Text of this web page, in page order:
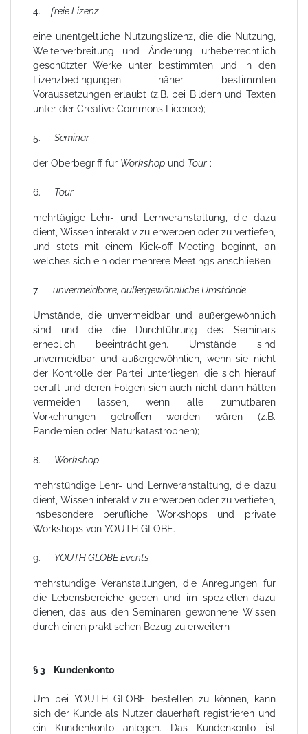
4. freie Lizenz
eine unentgeltliche Nutzungslizenz, die die Nutzung,
Weiterverbreitung und Änderung urheberrechtlich
geschützter Werke unter bestimmten und in den
Lizenzbedingungen näher bestimmten
Voraussetzungen erlaubt (z.B. bei Bildern und Texten
unter der Creative Commons Licence);
5. Seminar
der Oberbegriff für Workshop und Tour ;
6. Tour
mehrtägige Lehr- und Lernveranstaltung, die dazu
dient, Wissen interaktiv zu erwerben oder zu vertiefen,
und stets mit einem Kick-off Meeting beginnt, an
welches sich ein oder mehrere Meetings anschließen;
7. unvermeidbare, außergewöhnliche Umstände
Umstände, die unvermeidbar und außergewöhnlich
sind und die die Durchführung des Seminars
erheblich beeinträchtigen. Umstände sind
unvermeidbar und außergewöhnlich, wenn sie nicht
der Kontrolle der Partei unterliegen, die sich hierauf
beruft und deren Folgen sich auch nicht dann hätten
vermeiden lassen, wenn alle zumutbaren
Vorkehrungen getroffen worden wären (z.B.
Pandemien oder Naturkatastrophen);
8. Workshop
mehrstündige Lehr- und Lernveranstaltung, die dazu
dient, Wissen interaktiv zu erwerben oder zu vertiefen,
insbesondere berufliche Workshops und private
Workshops von YOUTH GLOBE.
9. YOUTH GLOBE Events
mehrstündige Veranstaltungen, die Anregungen für
die Lebensbereiche geben und im speziellen dazu
dienen, das aus den Seminaren gewonnene Wissen
durch einen praktischen Bezug zu erweitern
§ 3 Kundenkonto
Um bei YOUTH GLOBE bestellen zu können, kann
sich der Kunde als Nutzer dauerhaft registrieren und
ein Kundenkonto anlegen. Das Kundenkonto ist